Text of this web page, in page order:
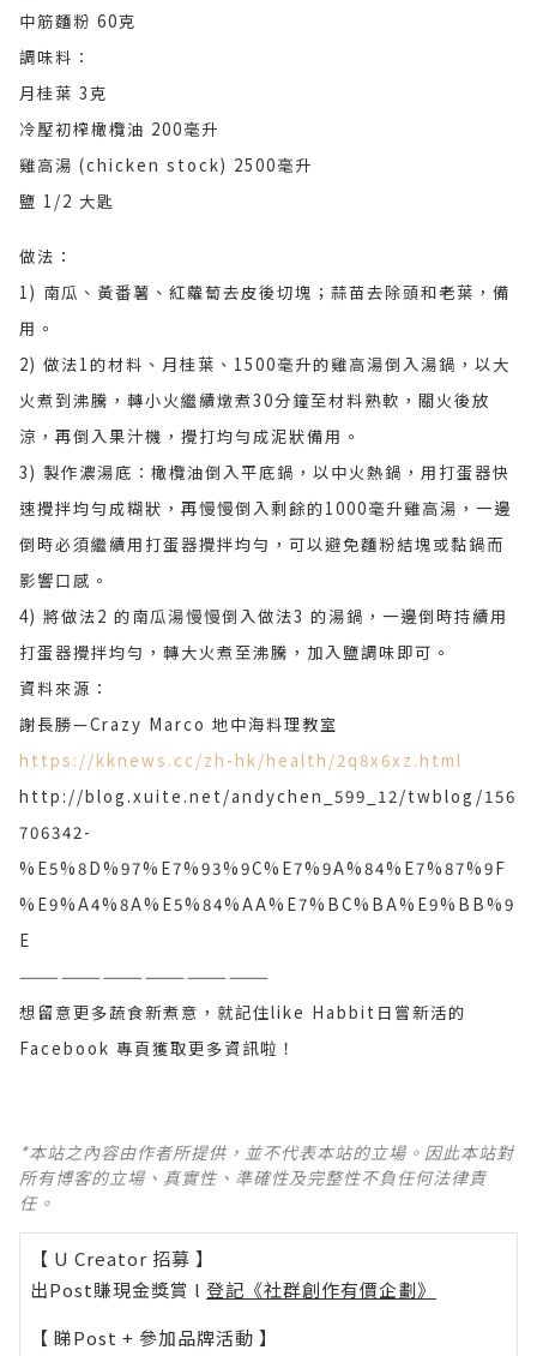
中筋麵粉 60克
調味料：
月桂葉 3克
冷壓初榨橄欖油 200毫升
雞高湯 (chicken stock) 2500毫升
鹽 1/2 大匙
做法：
1) 南瓜、黃番薯、紅蘿蔔去皮後切塊；蒜苗去除頭和老葉，備
用。
2) 做法1的材料、月桂葉、1500毫升的雞高湯倒入湯鍋，以大
火煮到沸騰，轉小火繼續燉煮30分鐘至材料熟軟，關火後放
涼，再倒入果汁機，攪打均勻成泥狀備用。
3) 製作濃湯底：橄欖油倒入平底鍋，以中火熱鍋，用打蛋器快
速攪拌均勻成糊狀，再慢慢倒入剩餘的1000毫升雞高湯，一邊
倒時必須繼續用打蛋器攪拌均勻，可以避免麵粉結塊或黏鍋而
影響口感。
4) 將做法2 的南瓜湯慢慢倒入做法3 的湯鍋，一邊倒時持續用
打蛋器攪拌均勻，轉大火煮至沸騰，加入鹽調味即可。
資料來源：
謝長勝—Crazy Marco 地中海料理教室
https://kknews.cc/zh-hk/health/2q8x6xz.html
http://blog.xuite.net/andychen_599_12/twblog/156
706342-
%E5%8D%97%E7%93%9C%E7%9A%84%E7%87%9F
%E9%A4%8A%E5%84%AA%E7%BC%BA%E9%BB%9
E
——————————————————
想留意更多蔬食新煮意，就記住like Habbit日嘗新活的
Facebook 專頁獲取更多資訊啦！
*本站之內容由作者所提供，並不代表本站的立場。因此本站對
所有博客的立場、真實性、準確性及完整性不負任何法律責
任。
【 U Creator 招募 】
出Post賺現金獎賞 l 登記《社群創作有價企劃》
【 睇Post + 參加品牌活動 】